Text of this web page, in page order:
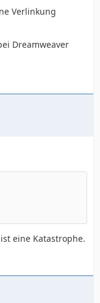
Verlinkung
Dreamweaver
eine Katastrophe.